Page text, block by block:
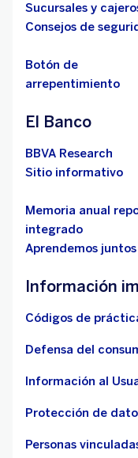
Sucursales y
Consejos de
Botón de
arrepentimiento
El Banco
BBVA Research
Sitio informativo
Memoria anual
integrado
Aprendemos juntos
Información
Códigos de
Defensa del
Información al
Protección de
Personas